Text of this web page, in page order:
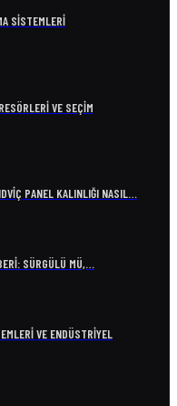
SISTEMLERI
VE SEÇIM
PANEL KALINLIĞI NASIL…
SÜRGÜLÜ MÜ,…
VE ENDÜSTRIYEL